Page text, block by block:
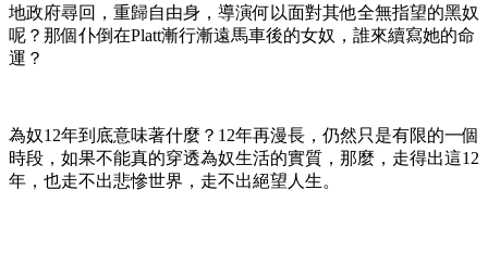
地政府尋回，重歸自由身，導演何以面對其他全無指望的黑奴
呢？那個仆倒在Platt漸行漸遠馬車後的女奴，誰來續寫她的命
運？
為奴12年到底意味著什麼？12年再漫長，仍然只是有限的一個
時段，如果不能真的穿透為奴生活的實質，那麼，走得出這12
年，也走不出悲慘世界，走不出絕望人生。